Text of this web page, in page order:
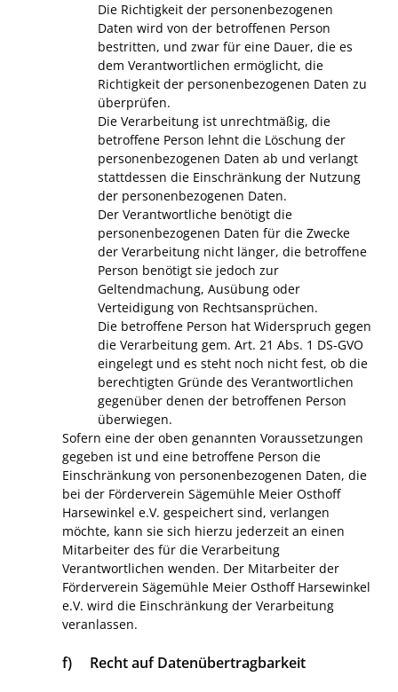
Die Richtigkeit der personenbezogenen
Daten wird von der betroffenen Person
bestritten, und zwar für eine Dauer, die es
dem Verantwortlichen ermöglicht, die
Richtigkeit der personenbezogenen Daten zu
überprüfen.
Die Verarbeitung ist unrechtmäßig, die
betroffene Person lehnt die Löschung der
personenbezogenen Daten ab und verlangt
stattdessen die Einschränkung der Nutzung
der personenbezogenen Daten.
Der Verantwortliche benötigt die
personenbezogenen Daten für die Zwecke
der Verarbeitung nicht länger, die betroffene
Person benötigt sie jedoch zur
Geltendmachung, Ausübung oder
Verteidigung von Rechtsansprüchen.
Die betroffene Person hat Widerspruch gegen
die Verarbeitung gem. Art. 21 Abs. 1 DS-GVO
eingelegt und es steht noch nicht fest, ob die
berechtigten Gründe des Verantwortlichen
gegenüber denen der betroffenen Person
überwiegen.
Sofern eine der oben genannten Voraussetzungen
gegeben ist und eine betroffene Person die
Einschränkung von personenbezogenen Daten, die
bei der Förderverein Sägemühle Meier Osthoff
Harsewinkel e.V. gespeichert sind, verlangen
möchte, kann sie sich hierzu jederzeit an einen
Mitarbeiter des für die Verarbeitung
Verantwortlichen wenden. Der Mitarbeiter der
Förderverein Sägemühle Meier Osthoff Harsewinkel
e.V. wird die Einschränkung der Verarbeitung
veranlassen.
f) Recht auf Datenübertragbarkeit